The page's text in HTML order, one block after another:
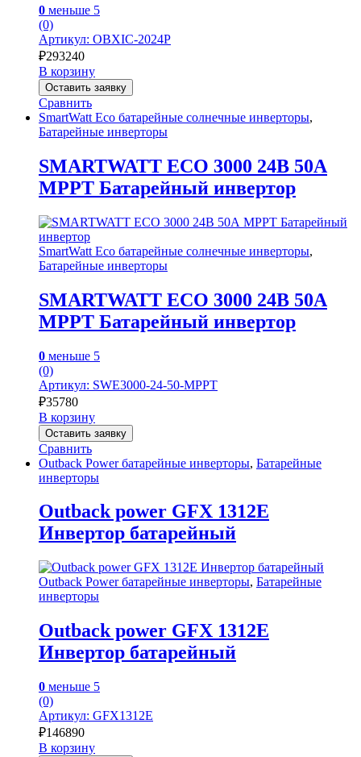
0 меньше 5
(0)
Артикул: OBXIC-2024P
₽293240
В корзину
Оставить заявку
Сравнить
SmartWatt Eco батарейные солнечные инверторы,
Батарейные инверторы
SMARTWATT ECO 3000 24В 50А
MPPT Батарейный инвертор
SmartWatt Eco батарейные солнечные инверторы,
Батарейные инверторы
SMARTWATT ECO 3000 24В 50А
MPPT Батарейный инвертор
0 меньше 5
(0)
Артикул: SWE3000-24-50-MPPT
₽35780
В корзину
Оставить заявку
Сравнить
Outback Power батарейные инверторы, Батарейные
инверторы
Outback power GFX 1312E
Инвертор батарейный
Outback Power батарейные инверторы, Батарейные
инверторы
Outback power GFX 1312E
Инвертор батарейный
0 меньше 5
(0)
Артикул: GFX1312E
₽146890
В корзину